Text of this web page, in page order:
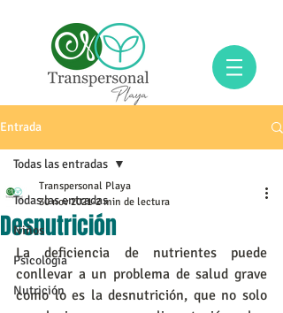
Entrada
Todas las entradas
Niños
Psicología
Nutrición
Todas las entradas
Desnutrición
Transpersonal Playa
30 nov 2021 2 min de lectura
La deficiencia de nutrientes puede
conllevar a un problema de salud grave
como lo es la desnutrición, que no solo